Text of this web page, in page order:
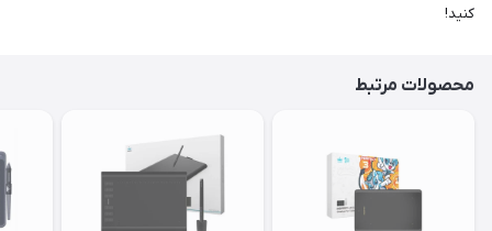
کنید!
محصولات مرتبط